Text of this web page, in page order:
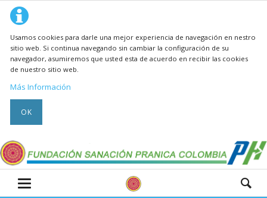
Usamos cookies para darle una mejor experiencia de navegación en nestro
sitio web. Si continua navegando sin cambiar la configuración de su
navegador, asumiremos que usted esta de acuerdo en recibir las cookies
de nuestro sitio web.
Más Información
OK